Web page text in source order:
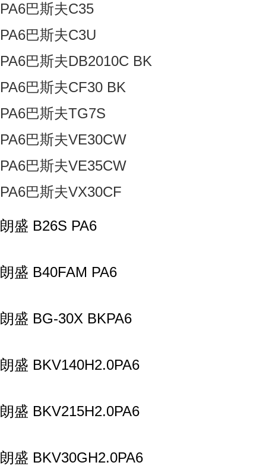
PA6巴斯夫C35
PA6巴斯夫C3U
PA6巴斯夫DB2010C BK
PA6巴斯夫CF30 BK
PA6巴斯夫TG7S
PA6巴斯夫VE30CW
PA6巴斯夫VE35CW
PA6巴斯夫VX30CF
朗盛 B26S PA6
朗盛 B40FAM PA6
朗盛 BG-30X BKPA6
朗盛 BKV140H2.0PA6
朗盛 BKV215H2.0PA6
朗盛 BKV30GH2.0PA6